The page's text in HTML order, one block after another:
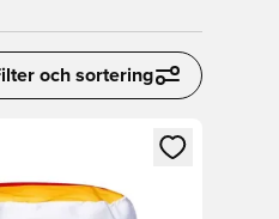
och sortering
för att logga in eller registrera